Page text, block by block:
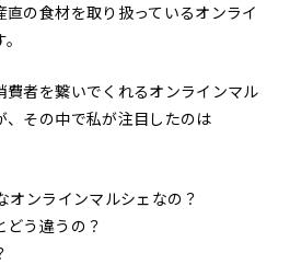
の食材を取り扱っているオンライ
費者を繋いでくれるオンラインマル
、その中で私が注目したのは
オンラインマルシェなの？
どう違うの？